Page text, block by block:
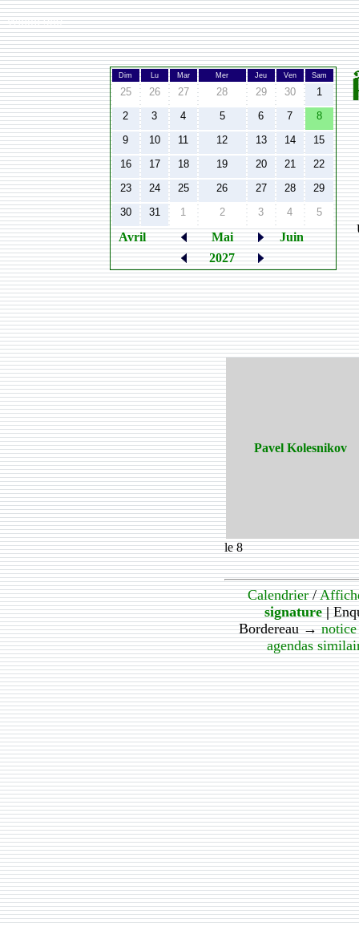
Width:980
Dim Lu Mar Mer Jeu Ven Sam
25 26 27 28 29 30
1
2
3 4 5 6 7
8
9
10 11 12 13 14
15
16
17 18 19 20 21
22
23
24 25 26 27 28
29
30
31 1 2 3 4 5
Avril Mai
Juin
2027
Pavel Kolesnikov
le 8
Calendrier/
signature |
Bordereau →notice
agendas